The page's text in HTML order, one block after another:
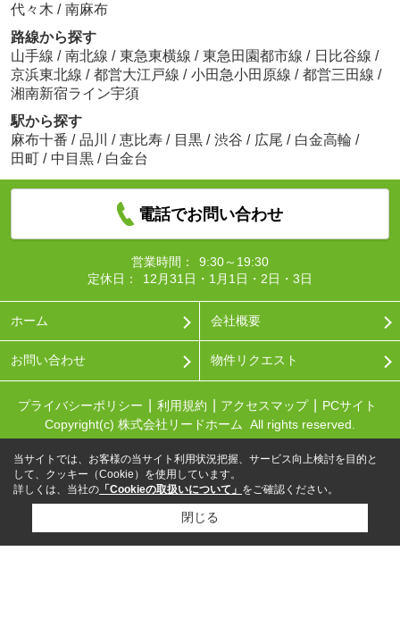
代々木 / 南麻布
路線から探す
山手線 / 南北線 / 東急東横線 / 東急田園都市線 / 日比谷線 /
京浜東北線 / 都営大江戸線 / 小田急小田原線 / 都営三田線 /
湘南新宿ライン宇須
駅から探す
麻布十番 / 品川 / 恵比寿 / 目黒 / 渋谷 / 広尾 / 白金高輪 /
田町 / 中目黒 / 白金台
電話でお問い合わせ
営業時間：
9:30～19:30
定休日：
12月31日・1月1日・2日・3日
ホーム 会社概要
お問い合わせ 物件リクエスト
プライバシーポリシー 利用規約 アクセスマップ
PCサイト
Copyright(c) 株式会社リードホーム All rights reserved.
当サイトでは、お客様の当サイト利用状況把握、サービス向上検討を目的と
して、クッキー（Cookie）を使用しています。
詳しくは、当社の 「Cookieの取扱いについて」 をご確認ください。
閉じる